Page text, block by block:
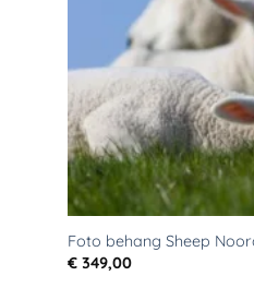
Foto behang Sheep
€349,00